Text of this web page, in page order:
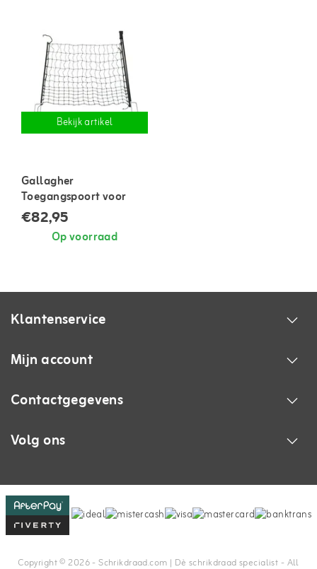
Bekijk artikel
Gallagher
Toegangspoort voor
netten
€82,95
Op voorraad
Klantenservice
Mijn account
Contactgegevens
Volg ons
Copyright © 2026 - Schrikdraad.com | Dè schrikdraad specialist - All